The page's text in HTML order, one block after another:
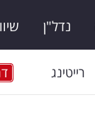
נדל"ן
רייטינג